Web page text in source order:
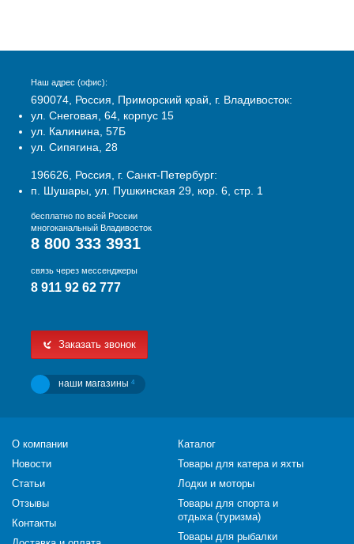
Наш адрес (офис):
690074, Россия, Приморский край, г. Владивосток:
ул. Снеговая, 64, корпус 15
ул. Калинина, 57Б
ул. Сипягина, 28
196626, Россия, г. Санкт-Петербург:
п. Шушары, ул. Пушкинская 29, кор. 6, стр. 1
бесплатно по всей России
многоканальный Владивосток
8 800 333 3931
связь через мессенджеры
8 911 92 62 777
Заказать звонок
наши магазины 4
О компании
Новости
Статьи
Отзывы
Контакты
Каталог
Товары для катера и яхты
Лодки и моторы
Товары для спорта и
отдыха (туризма)
Товары для рыбалки